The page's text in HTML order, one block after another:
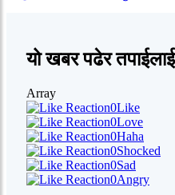
यो खबर पढेर
Array
0Like
0Love
0Haha
0Shocked
0Sad
0Angry